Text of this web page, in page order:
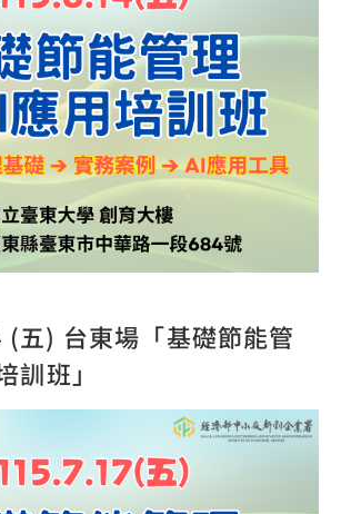
五) 台東場「基礎節能管
訓班」